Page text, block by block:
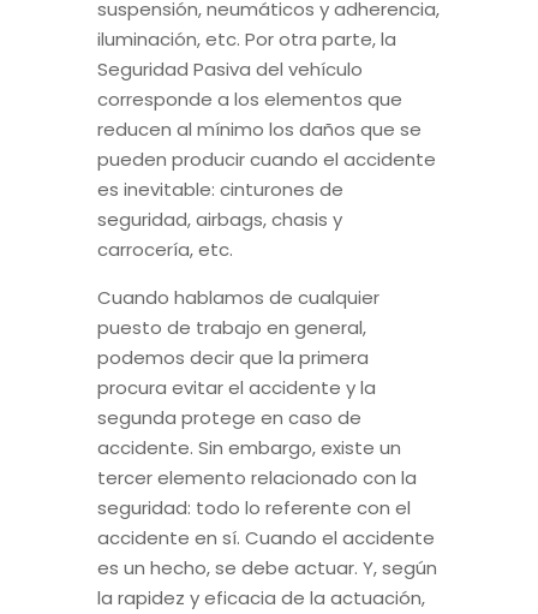
suspensión, neumáticos y adherencia,
iluminación, etc. Por otra parte, la
Seguridad Pasiva del vehículo
corresponde a los elementos que
reducen al mínimo los daños que se
pueden producir cuando el accidente
es inevitable: cinturones de
seguridad, airbags, chasis y
carrocería, etc.
Cuando hablamos de cualquier
puesto de trabajo en general,
podemos decir que la primera
procura evitar el accidente y la
segunda protege en caso de
accidente. Sin embargo, existe un
tercer elemento relacionado con la
seguridad: todo lo referente con el
accidente en sí. Cuando el accidente
es un hecho, se debe actuar. Y, según
la rapidez y eficacia de la actuación,